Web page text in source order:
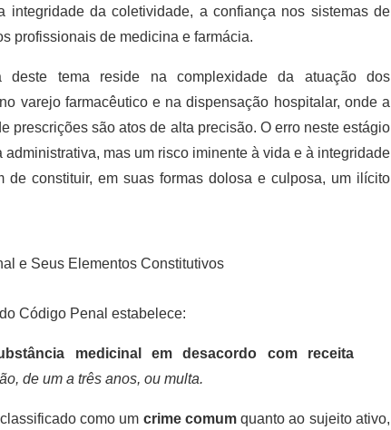
integridade da coletividade, a confiança nos sistemas de
profissionais de medicina e farmácia.
deste tema reside na complexidade da atuação dos
varejo farmacêutico e na dispensação hospitalar, onde a
prescrições são atos de alta precisão. O erro neste estágio
administrativa, mas um risco iminente à vida e à integridade
de constituir, em suas formas dolosa e culposa, um ilícito
e Seus Elementos Constitutivos
Código Penal estabelece:
medicinal em desacordo com receita
de um a três anos, ou multa.
como um crime comum quanto ao sujeito ativo,